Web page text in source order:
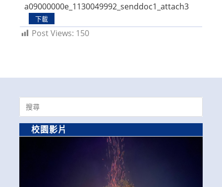
a09000000e_1130049992_senddoc1_attach3
下載
Post Views: 150
Search
for:
校園影片